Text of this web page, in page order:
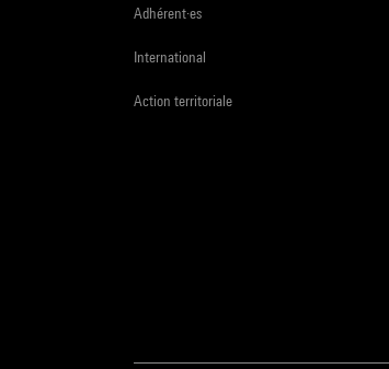
Adhérent·es
International
Action territoriale